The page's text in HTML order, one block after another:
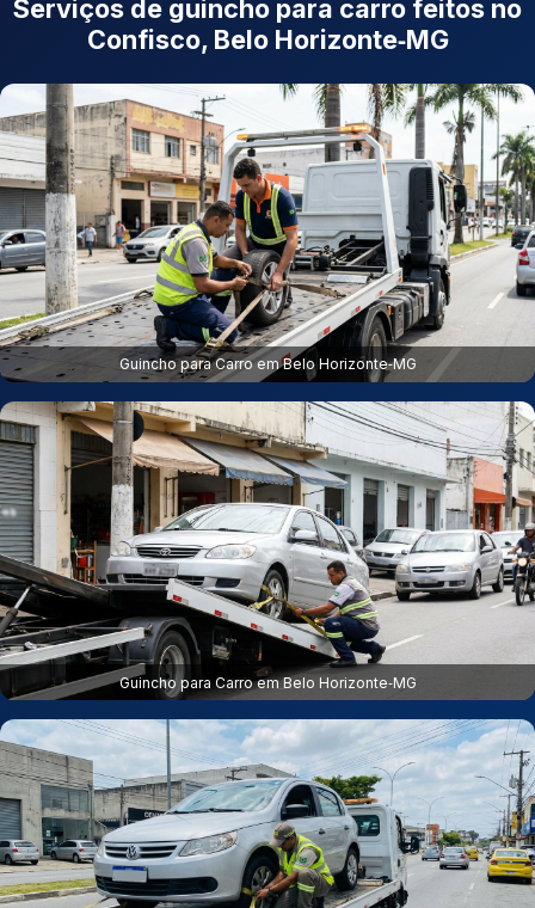
Serviços de guincho para carro feitos no
Confisco, Belo Horizonte‑MG
Guincho para Carro em Belo Horizonte‑MG
Guincho para Carro em Belo Horizonte‑MG